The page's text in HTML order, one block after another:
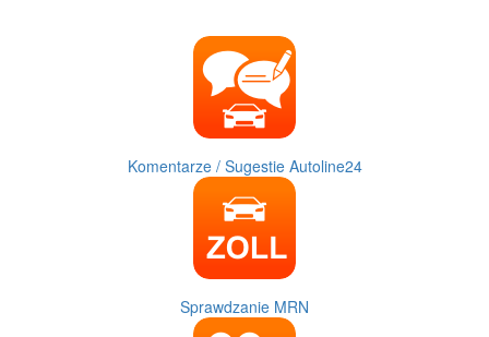
Komentarze / Sugestie Autoline24
Sprawdzanie MRN